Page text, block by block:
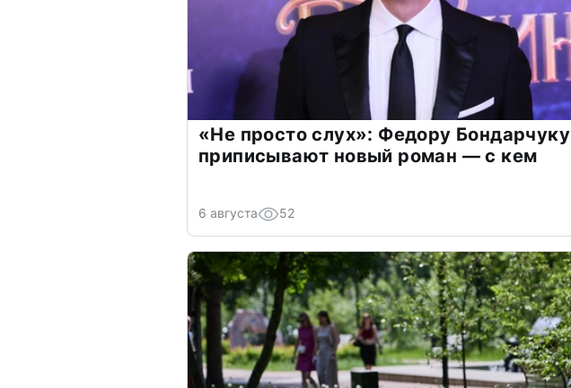
«Не просто слух»: Федору Бондарчуку
приписывают новый роман — с кем
6 августа 52